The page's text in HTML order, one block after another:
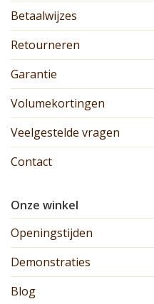
Betaalwijzes
Retourneren
Garantie
Volumekortingen
Veelgestelde vragen
Contact
Onze winkel
Openingstijden
Demonstraties
Blog